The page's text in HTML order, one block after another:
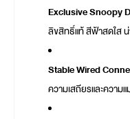
Exclusive Snoopy
ลิขสิทธิ์แท้ สีฟ้าสดใส น่
Stable Wired
ความเสถียรและความ